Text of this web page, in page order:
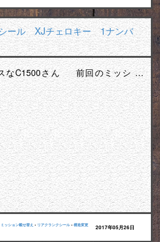
ール XJチェロキー 1ナンバ
なC1500さん 前回のミッシ …
ミッション載せ替え • リアクランクシール • 構造変更 2017年05月26日